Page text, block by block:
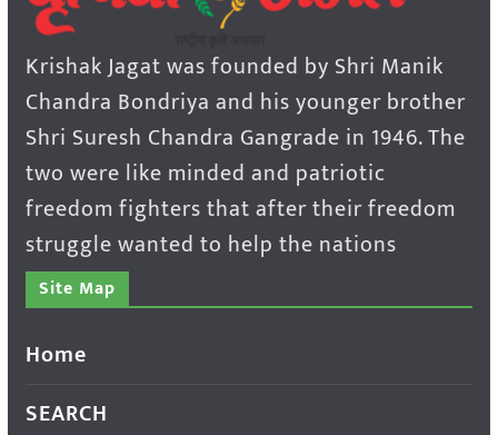
Krishak Jagat was founded by Shri Manik
Chandra Bondriya and his younger brother
Shri Suresh Chandra Gangrade in 1946. The
two were like minded and patriotic
freedom fighters that after their freedom
struggle wanted to help the nations
Site Map
Home
SEARCH